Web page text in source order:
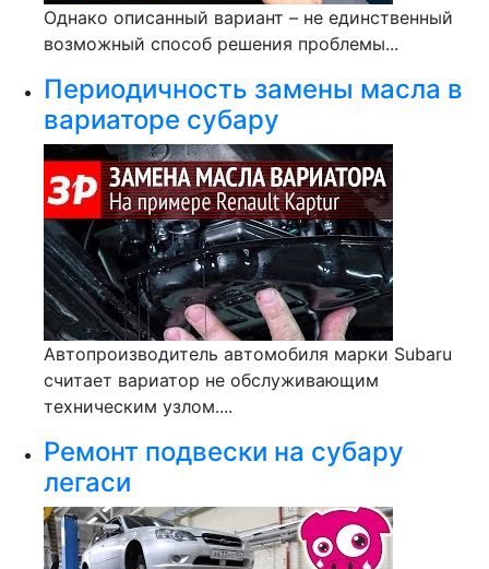
Однако описанный вариант – не единственный
возможный способ решения проблемы...
Периодичность замены масла в
вариаторе субару
Автопроизводитель автомобиля марки Subaru
считает вариатор не обслуживающим
техническим узлом....
Ремонт подвески на субару
легаси